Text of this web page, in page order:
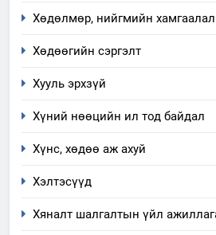
Хөдөлмөр, нийгмийн хамгаалал
Хөдөөгийн сэргэлт
Хууль эрхзүй
Хүний нөөцийн ил тод байдал
Хүнс, хөдөө аж ахуй
Хэлтэсүүд
Хяналт шалгалтын үйл
Үйл
Мэдээлэл
ашиглаж